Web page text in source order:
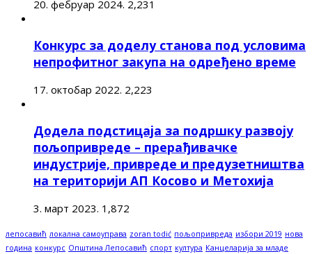
20. фебруар 2024. 2,231
Конкурс за доделу станова под условима
непрофитног закупа на одређено време
17. октобар 2022. 2,223
Додела подстицаја за подршку развоју
пољопривреде – прерађивачке
индустрије, привреде и предузетништва
на територији АП Косово и Метохија
3. март 2023. 1,872
лепосавић локална самоуправа zoran todić пољопривреда избори 2019 нова
година конкурс Општина Лепосавић спорт култура Канцеларија за младе